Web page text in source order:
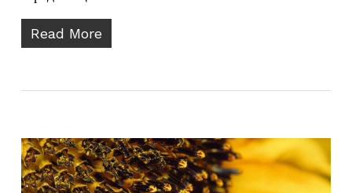
Read More